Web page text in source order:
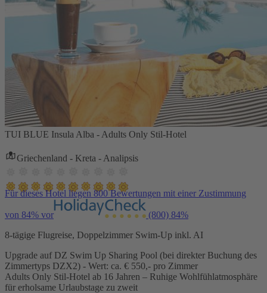
TUI BLUE Insula Alba - Adults Only Stil-Hotel
Griechenland - Kreta - Analipsis
Für dieses Hotel liegen 800 Bewertungen mit einer Zustimmung
von 84% vor (800) 84%
8-tägige Flugreise, Doppelzimmer Swim-Up inkl. AI
Upgrade auf DZ Swim Up Sharing Pool (bei direkter Buchung des
Zimmertyps DZX2) - Wert: ca. € 550,- pro Zimmer
Adults Only Stil-Hotel ab 16 Jahren – Ruhige Wohlfühlatmosphäre
für erholsame Urlaubstage zu zweit